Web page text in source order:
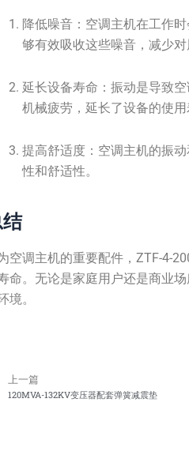
降低噪音：空调主机在工作
够有效吸收这些噪音，减少
延长设备寿命：振动是导致
机械疲劳，延长了设备的使用
提高舒适度：空调主机的振
性和舒适性。
空调主机的重要配件，ZTF-4-
命。无论是家庭用户还是商业
境。
Prev
上一篇
120MVA-132KV变压器配套弹簧减震垫